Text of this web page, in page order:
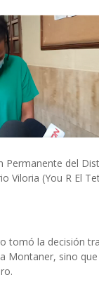
del
Viloria (You R El
tomó la decisión
Montaner, sino